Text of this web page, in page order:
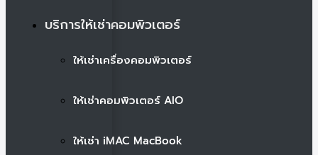
บริการให้เช่าคอมพิวเตอร์
ให้เช่าเครื่องคอมพิวเตอร์
ให้เช่าคอมพิวเตอร์ AIO
ให้เช่า iMAC MacBook